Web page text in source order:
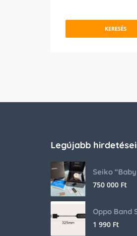
KERESÉS
Legújabb
750 000 Ft
Oppo Band
1 990 Ft